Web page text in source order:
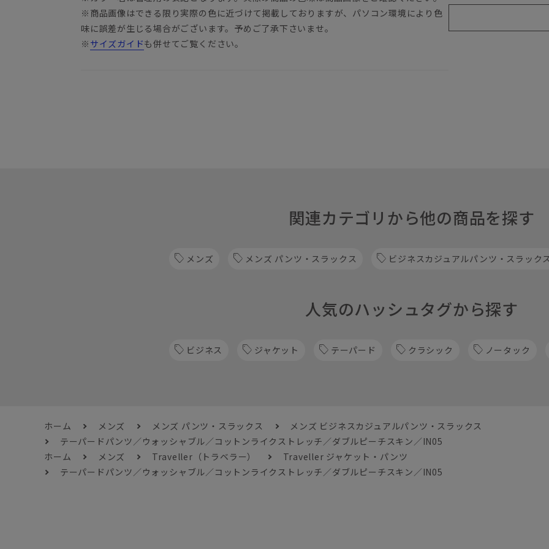
※商品画像はできる限り実際の色に近づけて掲載しておりますが、パソコン環境により色
味に誤差が生じる場合がございます。予めご了承下さいませ。
※ サイズガイドも併せてご覧ください。
関連カテゴリから他の商品を探す
メンズ メンズ パンツ・スラックス ビジネスカジュアルパンツ・スラック
人気のハッシュタグから探す
ビジネス ジャケット テーパード クラシック ノータック
ホーム メンズ メンズ パンツ・スラックス
メンズ ビジネスカジュアルパンツ・スラックス
テーパードパンツ／ウォッシャブル／コットンライクストレッチ／ダブルピーチスキン／IN05
ホーム
メンズ Traveller（トラベラー）
Traveller ジャケット・パンツ
テーパードパンツ／ウォッシャブル／コットンライクストレッチ／ダブルピーチスキン／IN05